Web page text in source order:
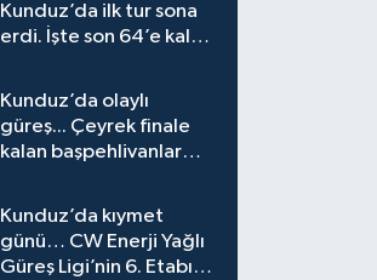
Kunduz’da ilk tur sona
erdi. İşte son 64’e kalan
Kunduz’da olaylı
güreş... Çeyrek finale
kalan başpehlivanlar
Kunduz’da kıymet
günü… CW Enerji Yağlı
Güreş Ligi’nin 6. Etabı